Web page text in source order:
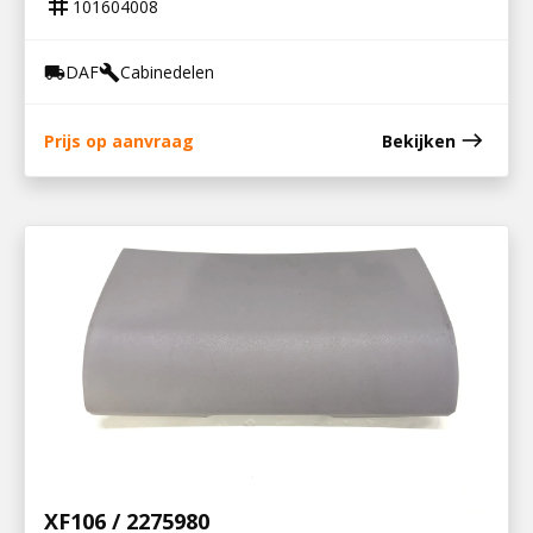
tag 101604008
local_shippingDAFbuildCabinedelen
Prijs op aanvraag Bekijken east
XF106 / 2275980